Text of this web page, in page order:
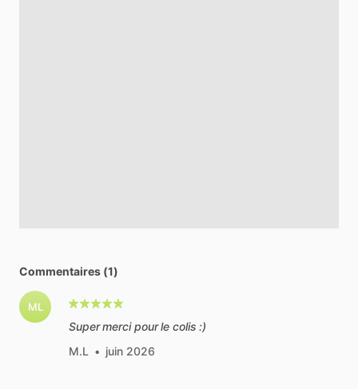
Commentaires (1)
ML
Super merci pour le colis :)
M.L • juin 2026